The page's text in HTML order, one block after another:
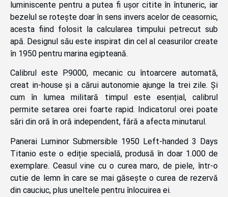
luminiscente pentru a putea fi ușor citite în întuneric, iar
bezelul se rotește doar în sens invers acelor de ceasornic,
acesta fiind folosit la calcularea timpului petrecut sub
apă. Designul său este inspirat din cel al ceasurilor create
în 1950 pentru marina egipteană.
Calibrul este P.9000, mecanic cu întoarcere automată,
creat in-house și a cărui autonomie ajunge la trei zile. Și
cum în lumea militară timpul este esențial, calibrul
permite setarea orei foarte rapid. Indicatorul orei poate
sări din oră în oră independent, fără a afecta minutarul.
Panerai Luminor Submersible 1950 Left-handed 3 Days
Titanio este o ediție specială, produsă în doar 1.000 de
exemplare. Ceasul vine cu o curea maro, de piele, într-o
cutie de lemn în care se mai găsește o curea de rezervă
din cauciuc, plus uneltele pentru înlocuirea ei.